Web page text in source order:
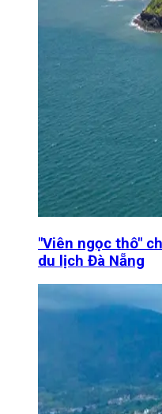
"Viên ngọc thô"
du lịch Đà Nẵng